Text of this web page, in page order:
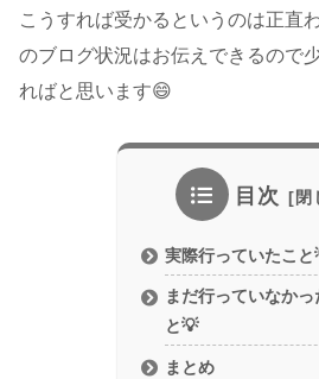
こうすれば受かるというのは正直
のブログ状況はお伝えできるので
ればと思います😄
目次
実際行っていたこと
まだ行っていなかっ
と💡
まとめ